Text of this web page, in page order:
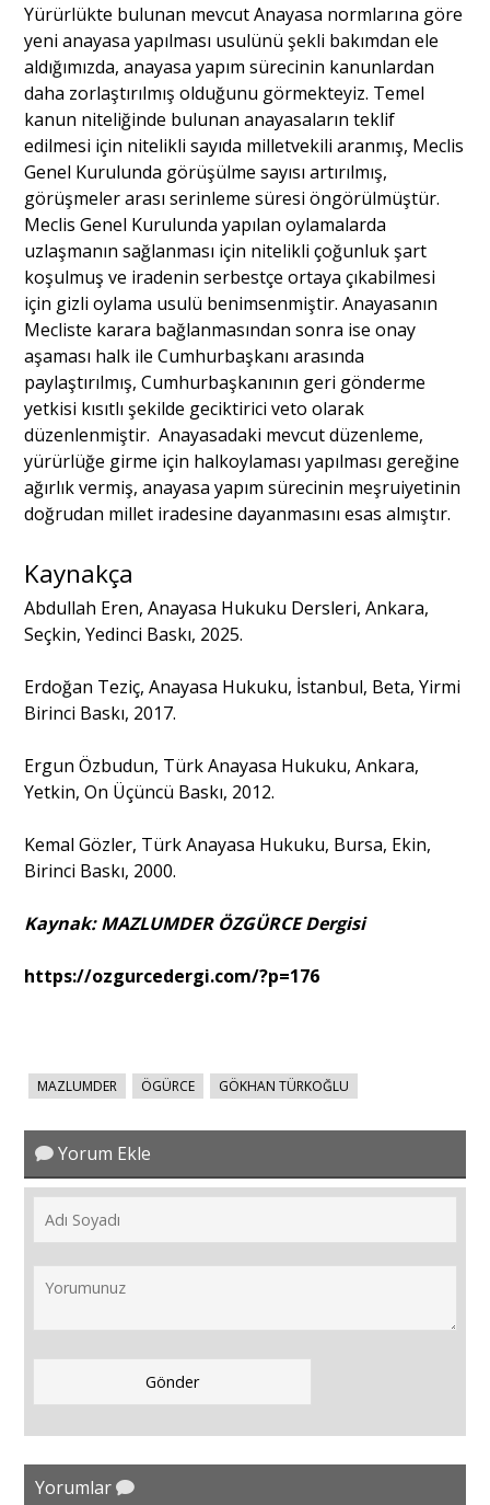
Yürürlükte bulunan mevcut Anayasa normlarına göre
yeni anayasa yapılması usulünü şekli bakımdan ele
aldığımızda, anayasa yapım sürecinin kanunlardan
daha zorlaştırılmış olduğunu görmekteyiz. Temel
kanun niteliğinde bulunan anayasaların teklif
edilmesi için nitelikli sayıda milletvekili aranmış, Meclis
Genel Kurulunda görüşülme sayısı artırılmış,
görüşmeler arası serinleme süresi öngörülmüştür.
Meclis Genel Kurulunda yapılan oylamalarda
uzlaşmanın sağlanması için nitelikli çoğunluk şart
koşulmuş ve iradenin serbestçe ortaya çıkabilmesi
için gizli oylama usulü benimsenmiştir. Anayasanın
Mecliste karara bağlanmasından sonra ise onay
aşaması halk ile Cumhurbaşkanı arasında
paylaştırılmış, Cumhurbaşkanının geri gönderme
yetkisi kısıtlı şekilde geciktirici veto olarak
düzenlenmiştir. Anayasadaki mevcut düzenleme,
yürürlüğe girme için halkoylaması yapılması gereğine
ağırlık vermiş, anayasa yapım sürecinin meşruiyetinin
doğrudan millet iradesine dayanmasını esas almıştır.
Kaynakça
Abdullah Eren, Anayasa Hukuku Dersleri, Ankara,
Seçkin, Yedinci Baskı, 2025.
Erdoğan Teziç, Anayasa Hukuku, İstanbul, Beta, Yirmi
Birinci Baskı, 2017.
Ergun Özbudun, Türk Anayasa Hukuku, Ankara,
Yetkin, On Üçüncü Baskı, 2012.
Kemal Gözler, Türk Anayasa Hukuku, Bursa, Ekin,
Birinci Baskı, 2000.
Kaynak: MAZLUMDER ÖZGÜRCE Dergisi
https://ozgurcedergi.com/?p=176
MAZLUMDER ÖGÜRCE GÖKHAN TÜRKOĞLU
Yorum Ekle
Yorumlar